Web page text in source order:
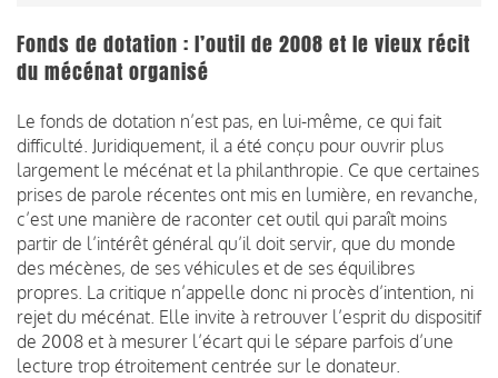
Fonds de dotation : l’outil de 2008 et le vieux récit
du mécénat organisé
Le fonds de dotation n’est pas, en lui-même, ce qui fait
difficulté. Juridiquement, il a été conçu pour ouvrir plus
largement le mécénat et la philanthropie. Ce que certaines
prises de parole récentes ont mis en lumière, en revanche,
c’est une manière de raconter cet outil qui paraît moins
partir de l’intérêt général qu’il doit servir, que du monde
des mécènes, de ses véhicules et de ses équilibres
propres. La critique n’appelle donc ni procès d’intention, ni
rejet du mécénat. Elle invite à retrouver l’esprit du dispositif
de 2008 et à mesurer l’écart qui le sépare parfois d’une
lecture trop étroitement centrée sur le donateur.